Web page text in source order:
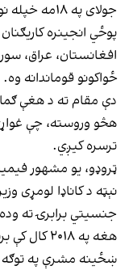
جولای په ۱۸مه خپله نوې دنده پیل کړي.
افغانستان، عراق،
ځواکونو قوماندانه وه.
دې مقام ته د هغې
هڅو وروسته، چې
ترسره کیږي.
نېټه د کاناډا لومړی
جنسیتي برابرۍ ته
هغه په
ښځینه مشرې په توګه